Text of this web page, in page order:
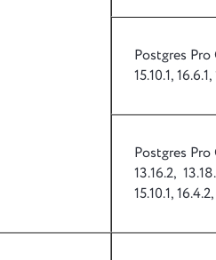
Postgres Pro
15.10.1, 16.6.1,
Postgres
13.16.2,
15.10.1,